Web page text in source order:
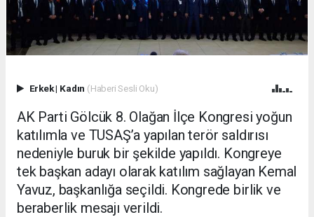
Erkek| Kadın (Haberi Sesli Oku)
AK Parti Gölcük 8. Olağan İlçe Kongresi yoğun
katılımla ve TUSAŞ’a yapılan terör saldırısı
nedeniyle buruk bir şekilde yapıldı. Kongreye
tek başkan adayı olarak katılım sağlayan Kemal
Yavuz, başkanlığa seçildi. Kongrede birlik ve
beraberlik mesajı verildi.